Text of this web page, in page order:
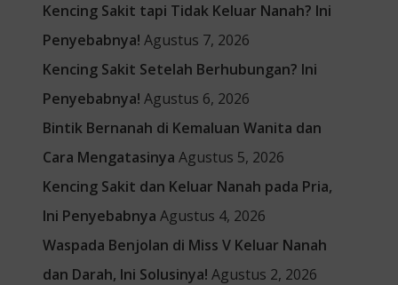
Kencing Sakit tapi Tidak Keluar Nanah? Ini
Penyebabnya! Agustus 7, 2026
Kencing Sakit Setelah Berhubungan? Ini
Penyebabnya! Agustus 6, 2026
Bintik Bernanah di Kemaluan Wanita dan
Cara Mengatasinya Agustus 5, 2026
Kencing Sakit dan Keluar Nanah pada Pria,
Ini Penyebabnya Agustus 4, 2026
Waspada Benjolan di Miss V Keluar Nanah
dan Darah, Ini Solusinya! Agustus 2, 2026